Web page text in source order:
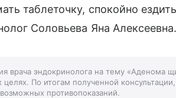
таблеточку, спокойно
Соловьева Яна Алексеевна.
врача эндокринолога на тему «Аденома
целях. По итогам полученной
противопоказаний.